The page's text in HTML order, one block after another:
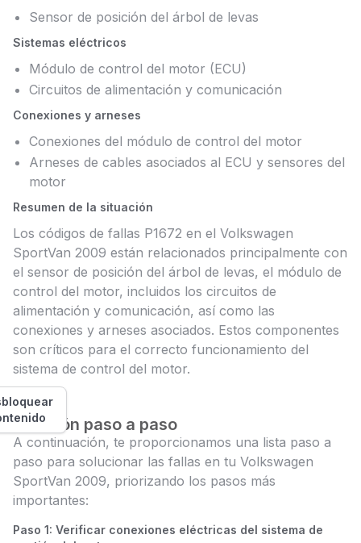
Sensor de posición del árbol de levas
Sistemas eléctricos
Módulo de control del motor (ECU)
Circuitos de alimentación y comunicación
Conexiones y arneses
Conexiones del módulo de control del motor
Arneses de cables asociados al ECU y sensores del
motor
Resumen de la situación
Los códigos de fallas P1672 en el Volkswagen
SportVan 2009 están relacionados principalmente con
el sensor de posición del árbol de levas, el módulo de
control del motor, incluidos los circuitos de
alimentación y comunicación, así como las
conexiones y arneses asociados. Estos componentes
son críticos para el correcto funcionamiento del
sistema de control del motor.
Solución paso a paso
A continuación, te proporcionamos una lista paso a
paso para solucionar las fallas en tu Volkswagen
SportVan 2009, priorizando los pasos más
importantes:
Paso 1: Verificar conexiones eléctricas del sistema de